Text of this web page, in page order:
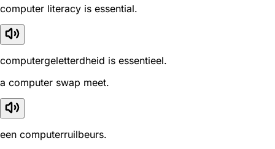
computer literacy is essential.
computergeletterdheid is essentieel.
a computer swap meet.
een computerruilbeurs.